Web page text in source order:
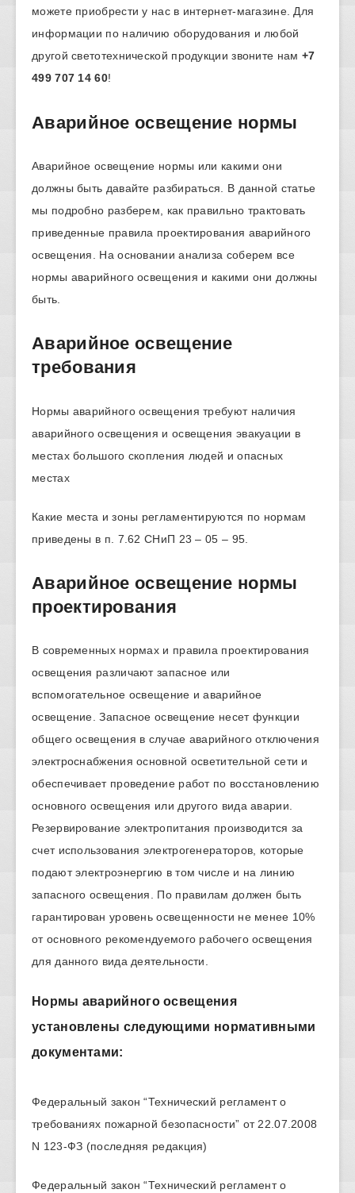
можете приобрести у нас в интернет-магазине. Для
информации по наличию оборудования и любой
другой светотехнической продукции звоните нам +7
499 707 14 60!
Аварийное освещение нормы
Аварийное освещение нормы или какими они
должны быть давайте разбираться. В данной статье
мы подробно разберем, как правильно трактовать
приведенные правила проектирования аварийного
освещения. На основании анализа соберем все
нормы аварийного освещения и какими они должны
быть.
Аварийное освещение
требования
Нормы аварийного освещения требуют наличия
аварийного освещения и освещения эвакуации в
местах большого скопления людей и опасных
местах
Какие места и зоны регламентируются по нормам
приведены в п. 7.62 СНиП 23 – 05 – 95.
Аварийное освещение нормы
проектирования
В современных нормах и правила проектирования
освещения различают запасное или
вспомогательное освещение и аварийное
освещение. Запасное освещение несет функции
общего освещения в случае аварийного отключения
электроснабжения основной осветительной сети и
обеспечивает проведение работ по восстановлению
основного освещения или другого вида аварии.
Резервирование электропитания производится за
счет использования электрогенераторов, которые
подают электроэнергию в том числе и на линию
запасного освещения. По правилам должен быть
гарантирован уровень освещенности не менее 10%
от основного рекомендуемого рабочего освещения
для данного вида деятельности.
Нормы аварийного освещения
установлены следующими нормативными
документами:
Федеральный закон “Технический регламент о
требованиях пожарной безопасности” от 22.07.2008
N 123-ФЗ (последняя редакция)
Федеральный закон “Технический регламент о